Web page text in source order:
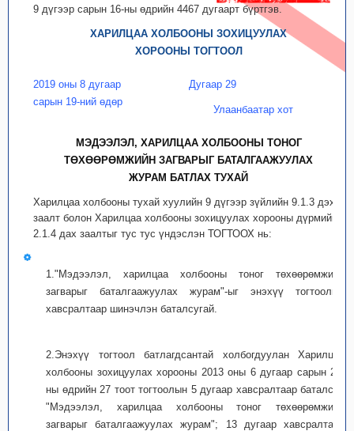
9 дүгээр сарын 16-ны өдрийн 4467 дугаарт бүртгэв.
ХАРИЛЦАА ХОЛБООНЫ ЗОХИЦУУЛАХ
ХОРООНЫ ТОГТООЛ
2019 оны 8 дугаар
сарын 19-ний өдөр
Дугаар 29
Улаанбаатар хот
МЭДЭЭЛЭЛ, ХАРИЛЦАА ХОЛБООНЫ ТОНОГ
ТӨХӨӨРӨМЖИЙН ЗАГВАРЫГ БАТАЛГААЖУУЛАХ
ЖУРАМ БАТЛАХ ТУХАЙ
Харилцаа холбооны тухай хуулийн 9 дүгээр зүйлийн 9.1.3 дэх
заалт болон Харилцаа холбооны зохицуулах хорооны дүрмийн
2.1.4 дах заалтыг тус тус үндэслэн ТОГТООХ нь:
1."Мэдээлэл, харилцаа холбооны тоног төхөөрөмжийн
загварыг баталгаажуулах журам"-ыг энэхүү тогтоолын
хавсралтаар шинэчлэн баталсугай.
2.Энэхүү тогтоол батлагдсантай холбогдуулан Харилцаа
холбооны зохицуулах хорооны 2013 оны 6 дугаар сарын 28-
ны өдрийн 27 тоот тогтоолын 5 дугаар хавсралтаар баталсан
"Мэдээлэл, харилцаа холбооны тоног төхөөрөмжийн
загварыг баталгаажуулах журам"; 13 дугаар хавсралтаар